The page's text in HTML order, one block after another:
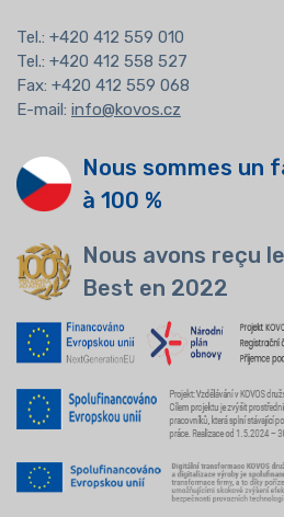
Tel.: +420 412 559 010
Tel.: +420 412 558 527
Fax: +420 412 559 068
E-mail: info@kovos.cz
Nous sommes un
à 100 %
Nous avons reçu
Best en 2022